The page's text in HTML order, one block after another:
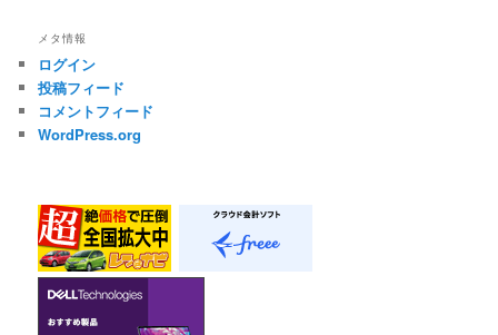
メタ情報
ログイン
投稿フィード
コメントフィード
WordPress.org